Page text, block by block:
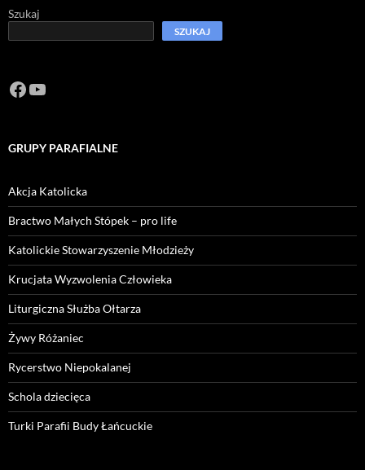
Szukaj
SZUKAJ
Facebook
https://www.youtube.com/channel/
GRUPY PARAFIALNE
Akcja Katolicka
Bractwo Małych Stópek – pro life
Katolickie Stowarzyszenie Młodzieży
Krucjata Wyzwolenia Człowieka
Liturgiczna Służba Ołtarza
Żywy Różaniec
Rycerstwo Niepokalanej
Schola dziecięca
Turki Parafii Budy Łańcuckie